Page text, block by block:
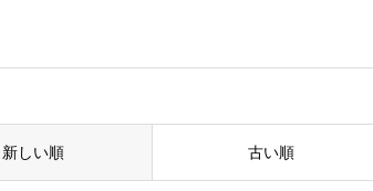
新しい順 古い順